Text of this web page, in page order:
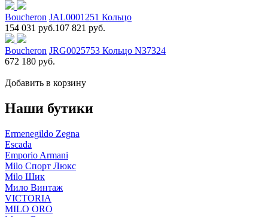
Boucheron JAL0001251 Кольцо
154 031 руб.107 821 руб.
Boucheron JRG0025753 Кольцо N37324
672 180 руб.
Добавить в корзину
Наши бутики
Ermenegildo Zegna
Escada
Emporio Armani
Milo Спорт Люкс
Milo Шик
Мило Винтаж
VICTORIA
MILO ORO